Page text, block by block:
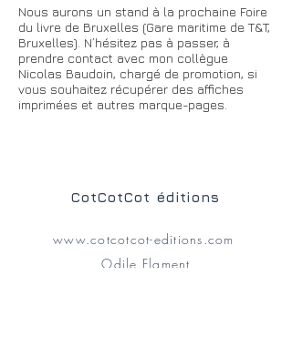
Nous aurons un stand à la prochaine Foire
du livre de Bruxelles (Gare maritime de T&T,
Bruxelles). N’hésitez pas à passer, à
prendre contact avec mon collègue
Nicolas Baudoin, chargé de promotion, si
vous souhaitez récupérer des affiches
imprimées et autres marque-pages.
CotCotCot éditions
www.cotcotcot-editions.com
Odile Flament